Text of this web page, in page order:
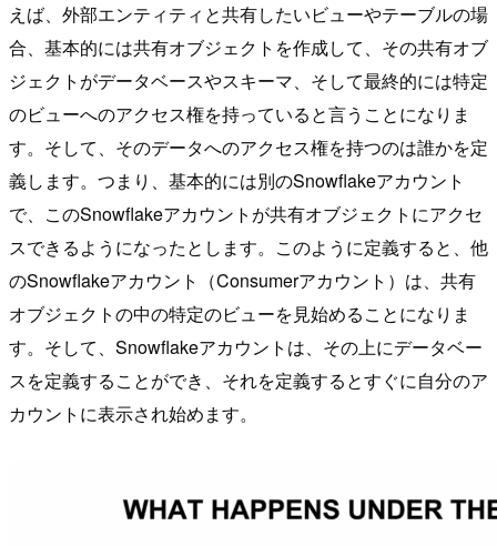
えば、外部エンティティと共有したいビューやテーブルの場
合、基本的には共有オブジェクトを作成して、その共有オブ
ジェクトがデータベースやスキーマ、そして最終的には特定
のビューへのアクセス権を持っていると言うことになりま
す。そして、そのデータへのアクセス権を持つのは誰かを定
義します。つまり、基本的には別のSnowflakeアカウント
で、このSnowflakeアカウントが共有オブジェクトにアクセ
スできるようになったとします。このように定義すると、他
のSnowflakeアカウント（Consumerアカウント）は、共有
オブジェクトの中の特定のビューを見始めることになりま
す。そして、Snowflakeアカウントは、その上にデータベー
スを定義することができ、それを定義するとすぐに自分のア
カウントに表示され始めます。